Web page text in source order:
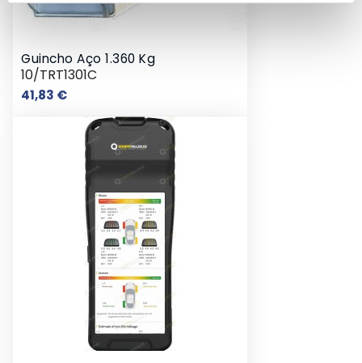
Guincho Aço 1.360 Kg
10/TRT1301C
41,83 €Preço